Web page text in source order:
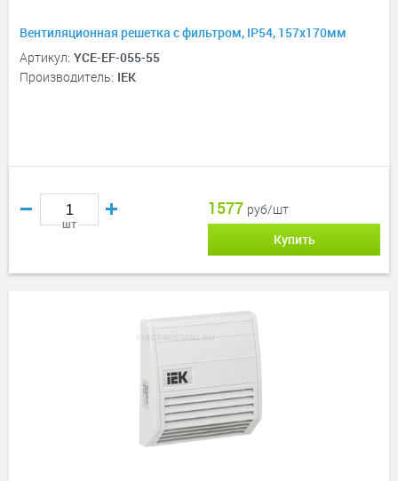
Вентиляционная решетка с фильтром, IP54, 157х170мм
Артикул: YCE-EF-055-55
Производитель: IEK
шт
1577 руб/шт
Купить